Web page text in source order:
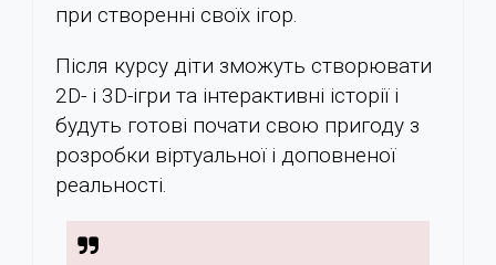
при створенні своїх ігор.
Після курсу діти зможуть створювати
2D- і 3D-ігри та інтерактивні історії і
будуть готові почати свою пригоду з
розробки віртуальної і доповненої
реальності.